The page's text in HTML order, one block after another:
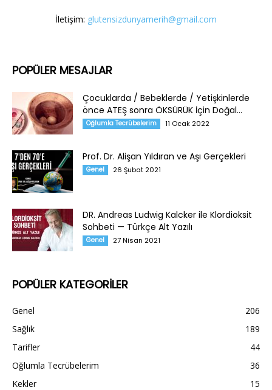
İletişim: glutensizdunyamerih@gmail.com
POPÜLER MESAJLAR
Çocuklarda / Bebeklerde / Yetişkinlerde
önce ATEŞ sonra ÖKSÜRÜK İçin Doğal...
Oğlumla Tecrübelerim 11 Ocak 2022
Prof. Dr. Alişan Yıldıran ve Aşı Gerçekleri
Genel 26 Şubat 2021
DR. Andreas Ludwig Kalcker ile Klordioksit
Sohbeti — Türkçe Alt Yazılı
Genel 27 Nisan 2021
POPÜLER KATEGORİLER
Genel
206
Sağlık
189
Tarifler
44
Oğlumla Tecrübelerim
36
Kekler
15